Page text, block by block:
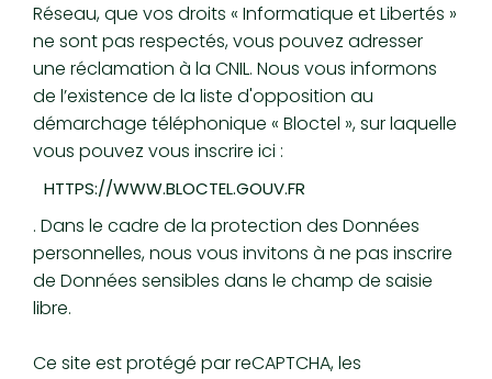
Réseau, que vos droits « Informatique et Libertés »
ne sont pas respectés, vous pouvez adresser
une réclamation à la CNIL. Nous vous informons
de l’existence de la liste d'opposition au
démarchage téléphonique « Bloctel », sur laquelle
vous pouvez vous inscrire ici :
HTTPS://WWW.BLOCTEL.GOUV.FR
. Dans le cadre de la protection des Données
personnelles, nous vous invitons à ne pas inscrire
de Données sensibles dans le champ de saisie
libre.
Ce site est protégé par reCAPTCHA, les